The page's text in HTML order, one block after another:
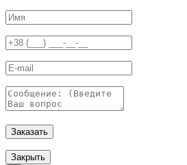
Заказать
Закрыть